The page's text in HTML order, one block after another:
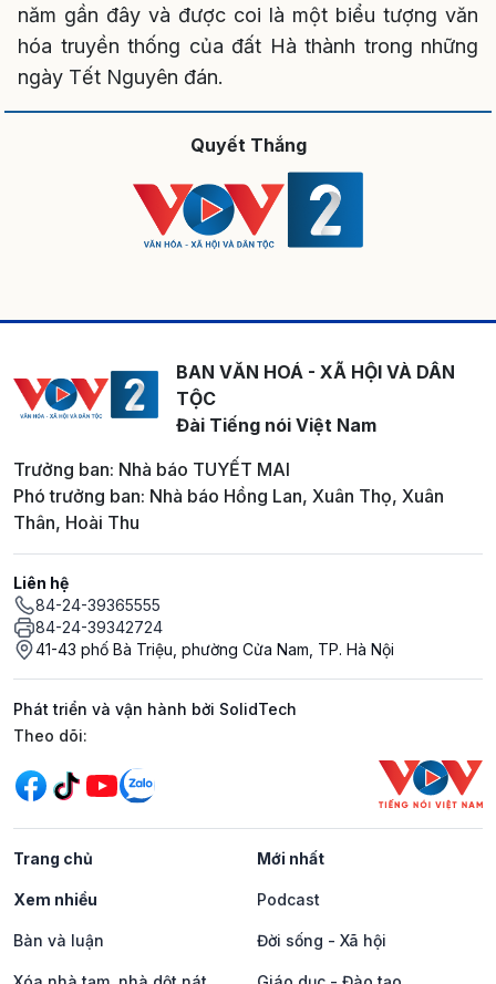
năm gần đây và được coi là một biểu tượng văn
hóa truyền thống của đất Hà thành trong những
ngày Tết Nguyên đán.
Quyết Thắng
BAN VĂN HOÁ - XÃ HỘI VÀ DÂN
TỘC
Đài Tiếng nói Việt Nam
Trưởng ban: Nhà báo TUYẾT MAI
Phó trưởng ban: Nhà báo Hồng Lan, Xuân Thọ, Xuân
Thân, Hoài Thu
Liên hệ
84-24-39365555
84-24-39342724
41-43 phố Bà Triệu, phường Cửa Nam, TP. Hà Nội
Phát triển và vận hành bởi SolidTech
Mạng xã hội
Theo dõi:
Trang chủ Mới nhất
Xem nhiều Podcast
Bàn và luận Đời sống - Xã hội